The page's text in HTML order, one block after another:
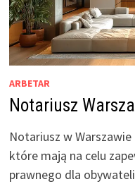
ARBETAR
Notariusz
Notariusz w
które mają na celu
prawnego dla